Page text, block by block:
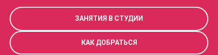
ЗАНЯТИЯ В СТУДИИ
КАК ДОБРАТЬСЯ